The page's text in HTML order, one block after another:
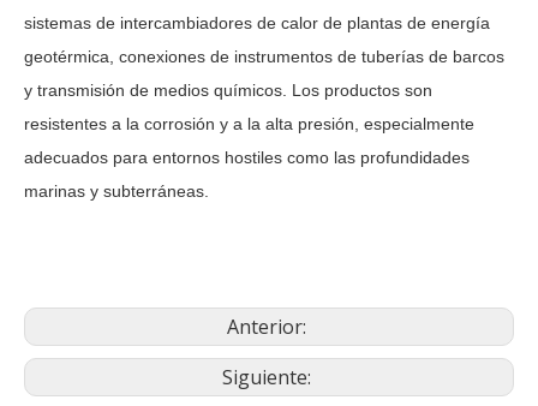
sistemas de intercambiadores de calor de plantas de energía
geotérmica, conexiones de instrumentos de tuberías de barcos
y transmisión de medios químicos. Los productos son
resistentes a la corrosión y a la alta presión, especialmente
adecuados para entornos hostiles como las profundidades
marinas y subterráneas.
Anterior:
Siguiente: